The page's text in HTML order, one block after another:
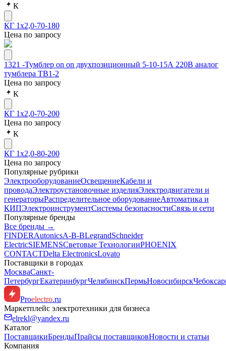
К
КГ 1х2,0-70-180
Цена по запросу
1321 -Тумблер on on двухпозиционный 5-10-15А 220В аналог
тумблера ТВ1-2
Цена по запросу
К
КГ 1х2,0-70-200
Цена по запросу
К
КГ 1х2,0-80-200
Цена по запросу
Популярные рубрики
ЭлектрооборудованиеОсвещениеКабели и
проводаЭлектроустановочные изделияЭлектродвигатели и
генераторыРаспределительное оборудованиеАвтоматика и
КИПЭлектроинструментСистемы безопасностиСвязь и сети
Популярные бренды
Все бренды →
FINDERAutonicsA-B-BLegrandSchneider
ElectricSIEMENSСветовые ТехнологииPHOENIX
CONTACTDelta ElectronicsLovato
Поставщики в городах
МоскваСанкт-
ПетербургЕкатеринбургЧелябинскПермьНовосибирск
Proelectro.ru
Маркетплейс электротехники для бизнеса
elrekl@yandex.ru
Каталог
ПоставщикиБрендыПрайсы поставщиковНовости и статьи
Компания